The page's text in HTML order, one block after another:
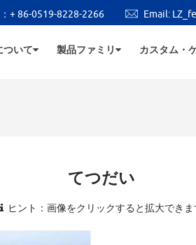
+ 86-0519-8228-2266 Email:
ついて 製品ファミリ カスタム・
てつだい
ヒント：画像をクリックすると拡大できま